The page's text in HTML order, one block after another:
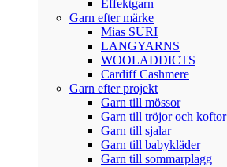
Effektgarn
Garn efter märke
Mias SURI
LANGYARNS
WOOLADDICTS
Cardiff Cashmere
Garn efter projekt
Garn till mössor
Garn till tröjor och koftor
Garn till sjalar
Garn till babykläder
Garn till sommarplagg